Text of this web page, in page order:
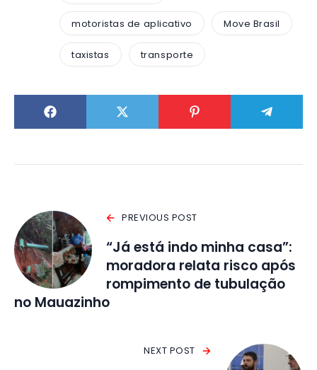
motoristas de aplicativo Move Brasil
taxistas transporte
PREVIOUS POST
“Já está indo minha casa”:
moradora relata risco após
rompimento de tubulação
no Mauazinho
NEXT POST